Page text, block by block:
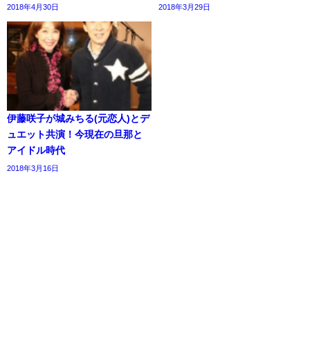
2018年4月30日 2018年3月29日
伊藤咲子が城みちる(元恋人)とデ
ュエット共演！今現在の旦那と
アイドル時代
2018年3月16日